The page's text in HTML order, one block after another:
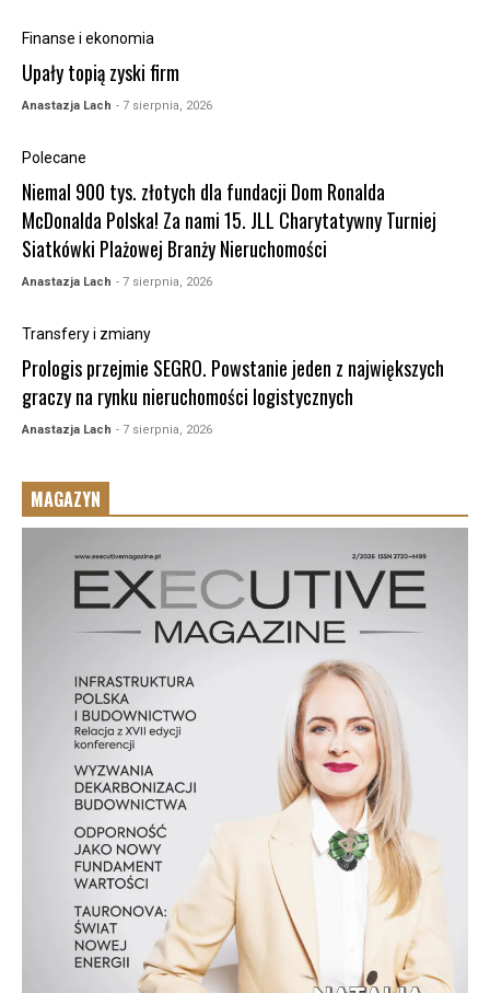
Finanse i ekonomia
Upały topią zyski firm
Anastazja Lach - 7 sierpnia, 2026
Polecane
Niemal 900 tys. złotych dla fundacji Dom Ronalda
McDonalda Polska! Za nami 15. JLL Charytatywny Turniej
Siatkówki Plażowej Branży Nieruchomości
Anastazja Lach - 7 sierpnia, 2026
Transfery i zmiany
Prologis przejmie SEGRO. Powstanie jeden z największych
graczy na rynku nieruchomości logistycznych
Anastazja Lach - 7 sierpnia, 2026
MAGAZYN